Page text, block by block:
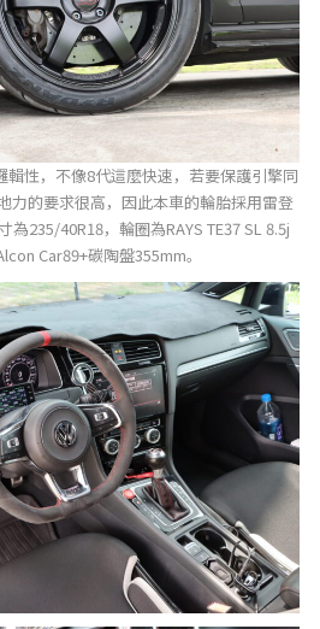
輯性，不像8代這麼快速，若要保護引擎同
力的要求很高，因此本車的輪胎採用雷登
為235/40R18，輪圈為RAYS TE37 SL 8.5j
Car89+碳陶盤355mm。